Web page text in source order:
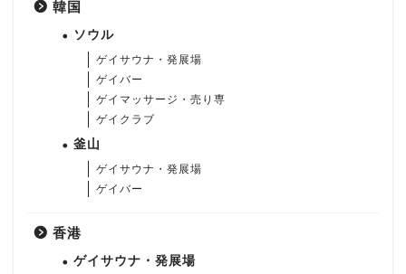
韓国
ソウル
ゲイサウナ・発展場
ゲイバー
ゲイマッサージ・売り専
ゲイクラブ
釜山
ゲイサウナ・発展場
ゲイバー
香港
ゲイサウナ・発展場